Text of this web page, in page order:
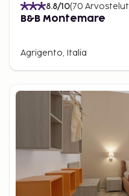
8.8/10(70 Arvostelut
B&B Montemare
Agrigento, Italia